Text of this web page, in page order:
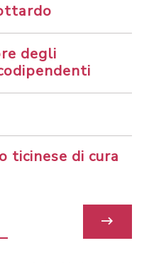
degli
ticinese di cura